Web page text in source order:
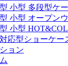
小型 多段型ケ
小型 オープン
小型
応型ショーケー
ョン